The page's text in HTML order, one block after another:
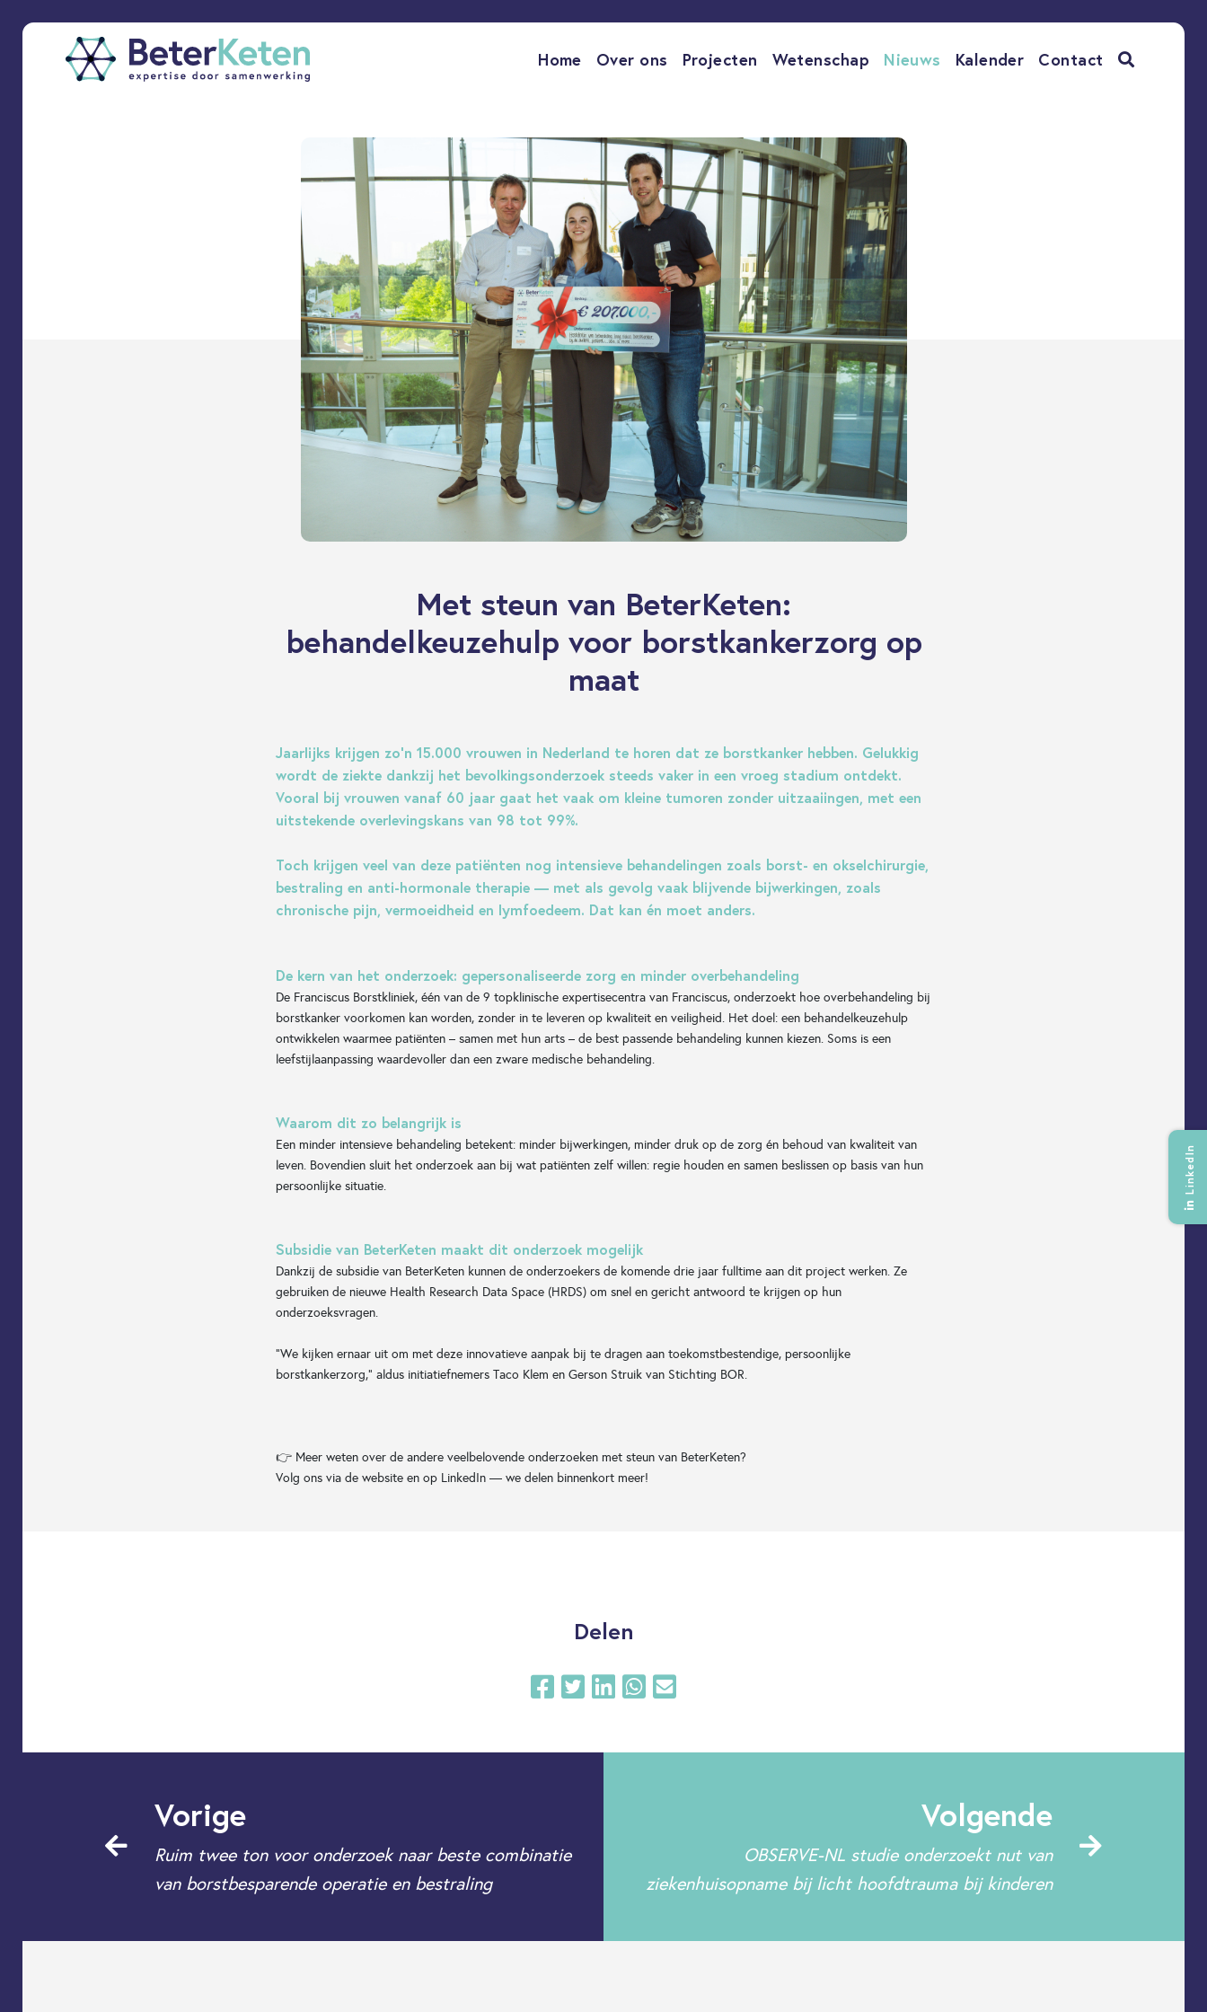
Home Over ons Projecten Wetenschap Nieuws Kalender Contact
LinkedIn
Met steun van BeterKeten:
behandelkeuzehulp voor borstkankerzorg op
maat
Jaarlijks krijgen zo’n 15.000 vrouwen in Nederland te horen dat ze borstkanker hebben. Gelukkig
wordt de ziekte dankzij het bevolkingsonderzoek steeds vaker in een vroeg stadium ontdekt.
Vooral bij vrouwen vanaf 60 jaar gaat het vaak om kleine tumoren zonder uitzaaiingen, met een
uitstekende overlevingskans van 98 tot 99%.
Toch krijgen veel van deze patiënten nog intensieve behandelingen zoals borst- en okselchirurgie,
bestraling en anti-hormonale therapie — met als gevolg vaak blijvende bijwerkingen, zoals
chronische pijn, vermoeidheid en lymfoedeem. Dat kan én moet anders.
De kern van het onderzoek: gepersonaliseerde zorg en minder overbehandeling
De Franciscus Borstkliniek, één van de 9 topklinische expertisecentra van Franciscus, onderzoekt hoe overbehandeling bij
borstkanker voorkomen kan worden, zonder in te leveren op kwaliteit en veiligheid. Het doel: een behandelkeuzehulp
ontwikkelen waarmee patiënten – samen met hun arts – de best passende behandeling kunnen kiezen. Soms is een
leefstijlaanpassing waardevoller dan een zware medische behandeling.
Waarom dit zo belangrijk is
Een minder intensieve behandeling betekent: minder bijwerkingen, minder druk op de zorg én behoud van kwaliteit van
leven. Bovendien sluit het onderzoek aan bij wat patiënten zelf willen: regie houden en samen beslissen op basis van hun
persoonlijke situatie.
Subsidie van BeterKeten maakt dit onderzoek mogelijk
Dankzij de subsidie van BeterKeten kunnen de onderzoekers de komende drie jaar fulltime aan dit project werken. Ze
gebruiken de nieuwe Health Research Data Space (HRDS) om snel en gericht antwoord te krijgen op hun
onderzoeksvragen.
“We kijken ernaar uit om met deze innovatieve aanpak bij te dragen aan toekomstbestendige, persoonlijke
borstkankerzorg,” aldus initiatiefnemers Taco Klem en Gerson Struik van Stichting BOR.
👉 Meer weten over de andere veelbelovende onderzoeken met steun van BeterKeten?
Volg ons via de website en op LinkedIn — we delen binnenkort meer!
Delen
Vorige
Ruim twee ton voor onderzoek naar beste combinatie
van borstbesparende operatie en bestraling
Volgende
OBSERVE-NL studie onderzoekt nut van
ziekenhuisopname bij licht hoofdtrauma bij kinderen